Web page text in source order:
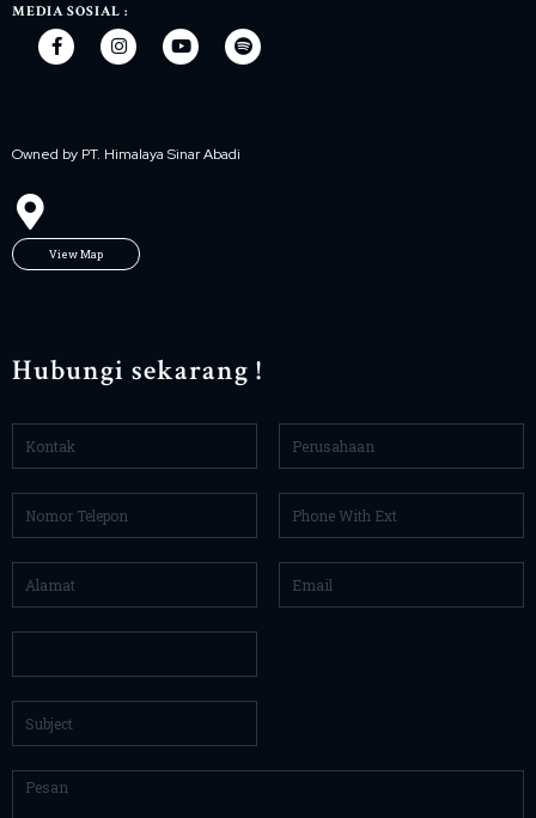
MEDIA SOSIAL :
Owned by PT. Himalaya Sinar Abadi
View Map
Hubungi sekarang !